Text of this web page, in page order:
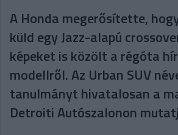
A Honda megerősítette,
küld egy Jazz-alapú
képeket is közölt a régóta
modellről. Az Urban SUV
tanulmányt hivatalosan a
Detroiti Autószalonon